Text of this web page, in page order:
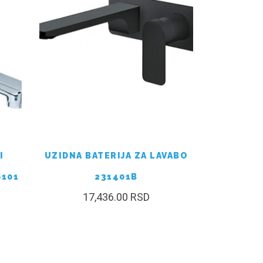
UZIDNA BATERIJA ZA LAVABO
231401B
17,436.00 RSD